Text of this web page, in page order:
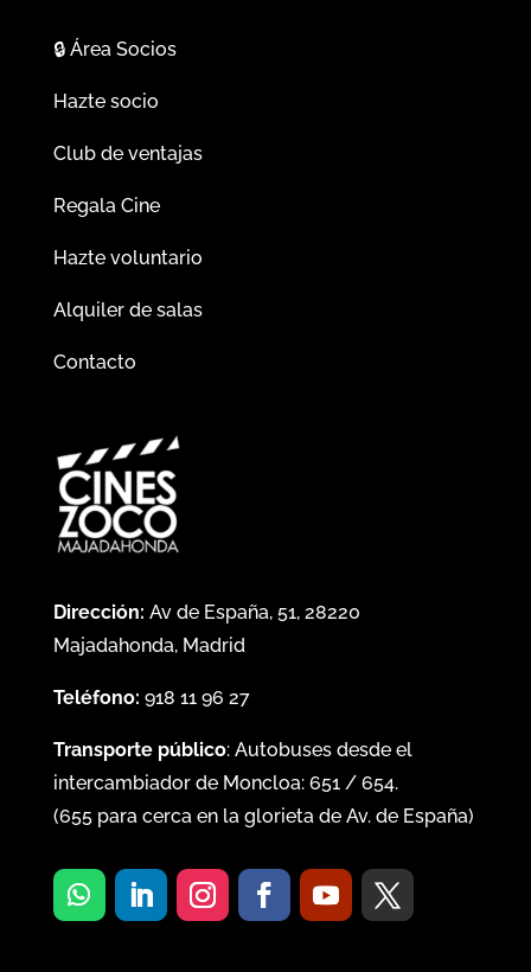
🔒Área Socios
Hazte socio
Club de ventajas
Regala Cine
Hazte voluntario
Alquiler de salas
Contacto
Dirección: Av de España, 51, 28220
Majadahonda, Madrid
Teléfono: 918 11 96 27
Transporte público: Autobuses desde el
intercambiador de Moncloa: 651/ 654.
(655para cerca en la glorieta de Av. de España)